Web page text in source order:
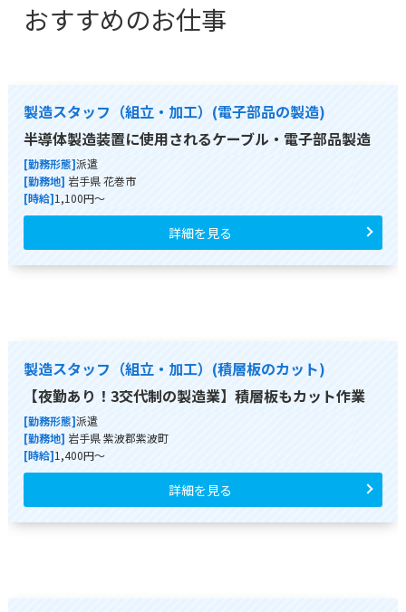
おすすめのお仕事
製造スタッフ（組立・加工）(電子部品の製造)
半導体製造装置に使用されるケーブル・電子部品製造
[勤務形態]派遣
[勤務地] 岩手県 花巻市
[時給]1,100円～
詳細を見る
製造スタッフ（組立・加工）(積層板のカット)
【夜勤あり！3交代制の製造業】積層板もカット作業
[勤務形態]派遣
[勤務地] 岩手県 紫波郡紫波町
[時給]1,400円～
詳細を見る